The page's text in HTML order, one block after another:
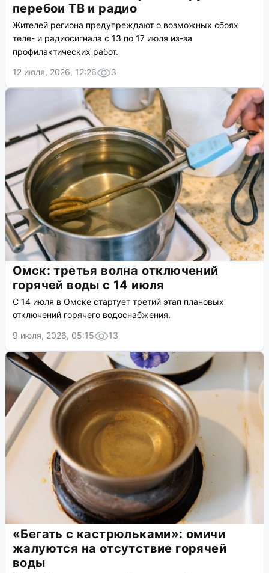
перебои ТВ и радио
Жителей региона предупреждают о возможных сбоях
теле- и радиосигнала с 13 по 17 июля из-за
профилактических работ.
12 июля, 2026, 12:26
3
Омск: третья волна отключений
горячей воды с 14 июля
С 14 июля в Омске стартует третий этап плановых
отключений горячего водоснабжения.
9 июля, 2026, 05:15
13
«Бегать с кастрюльками»: омичи
жалуются на отсутствие горячей
воды